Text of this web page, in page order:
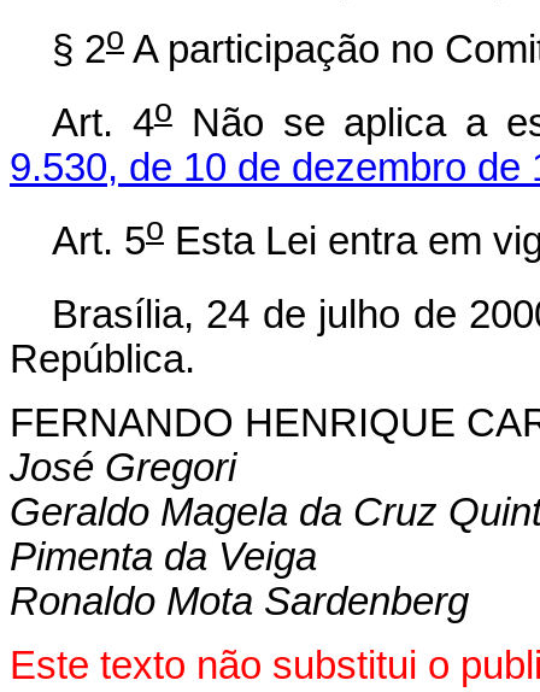
§ 2o A participação no
Art. 4oNão se aplica a
9.530, de 10 de dezembro de
Art. 5o Esta Lei entra em
Brasília, 24 de julho de
República.
FERNANDO HENRIQUE
José Gregori
Geraldo Magela da Cruz
Pimenta da Veiga
Ronaldo Mota Sardenberg
Este texto não substitui o